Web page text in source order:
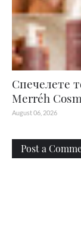
Спечелете
Merréh
August 06, 2026
Post a